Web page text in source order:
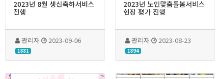
2023년 8월 생신축하서비스
진행
관리자 2023-09-06
1881
2023년 노인맞춤돌봄서비스
현장 평가 진행
관리자 2023-08-23
1894